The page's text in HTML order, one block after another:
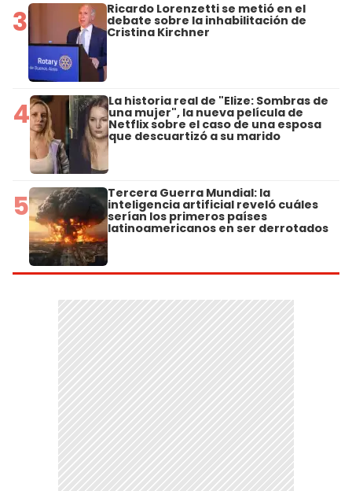
3 Ricardo Lorenzetti se metió en el
debate sobre la inhabilitación de
Cristina Kirchner
4 La historia real de "Elize: Sombras de
una mujer", la nueva película de
Netflix sobre el caso de una esposa
que descuartizó a su marido
5 Tercera Guerra Mundial: la
inteligencia artificial reveló cuáles
serían los primeros países
latinoamericanos en ser derrotados